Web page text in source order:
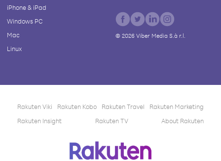
iPhone & iPad
Windows PC
Mac
Linux
© 2026Viber Media S.à r.l.
Rakuten Viki Rakuten Kobo Rakuten Travel
Rakuten Marketing
Rakuten Insight
Rakuten TV About Rakuten